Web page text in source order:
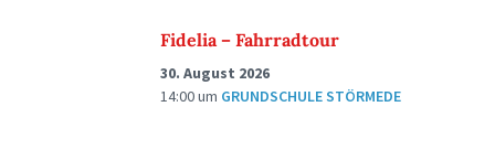
Fidelia – Fahrradtour
30. August 2026
14:00um GRUNDSCHULE STÖRMEDE